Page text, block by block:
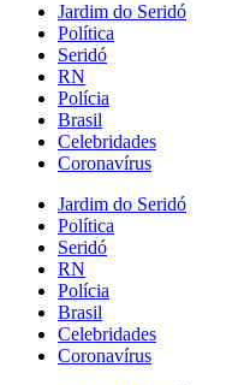
Jardim do Seridó
Política
Seridó
RN
Polícia
Brasil
Celebridades
Coronavírus
Jardim do Seridó
Política
Seridó
RN
Polícia
Brasil
Celebridades
Coronavírus